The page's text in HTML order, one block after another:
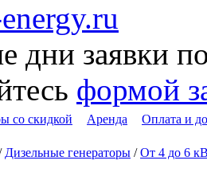
дни заявки
формой
со скидкой Аренда
Оплата и
Дизельные генераторы /От 4 до 6